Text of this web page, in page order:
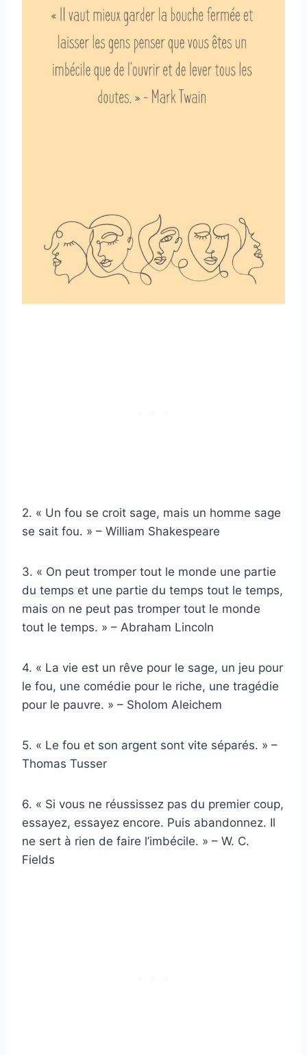
2. « Un fou se croit sage, mais un homme sage
se sait fou. » – William Shakespeare
3. « On peut tromper tout le monde une partie
du temps et une partie du temps tout le temps,
mais on ne peut pas tromper tout le monde
tout le temps. » – Abraham Lincoln
4. « La vie est un rêve pour le sage, un jeu pour
le fou, une comédie pour le riche, une tragédie
pour le pauvre. » – Sholom Aleichem
5. « Le fou et son argent sont vite séparés. » –
Thomas Tusser
6. « Si vous ne réussissez pas du premier coup,
essayez, essayez encore. Puis abandonnez. Il
ne sert à rien de faire l’imbécile. » – W. C.
Fields